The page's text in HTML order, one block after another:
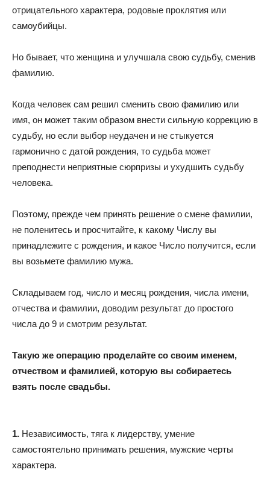
отрицательного характера, родовые проклятия или
самоубийцы.
Но бывает, что женщина и улучшала свою судьбу, сменив
фамилию.
Когда человек сам решил сменить свою фамилию или
имя, он может таким образом внести сильную коррекцию в
судьбу, но если выбор неудачен и не стыкуется
гармонично с датой рождения, то судьба может
преподнести неприятные сюрпризы и ухудшить судьбу
человека.
Поэтому, прежде чем принять решение о смене фамилии,
не поленитесь и просчитайте, к какому Числу вы
принадлежите с рождения, и какое Число получится, если
вы возьмете фамилию мужа.
Складываем год, число и месяц рождения, числа имени,
отчества и фамилии, доводим результат до простого
числа до 9 и смотрим результат.
Такую же операцию проделайте со своим именем,
отчеством и фамилией, которую вы собираетесь
взять после свадьбы.
1. Независимость, тяга к лидерству, умение
самостоятельно принимать решения, мужские черты
характера.